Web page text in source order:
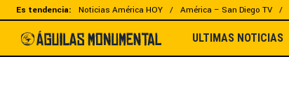
Es tendencia: Noticias América HOY América – San Diego TV
ULTIMAS NOTICIAS